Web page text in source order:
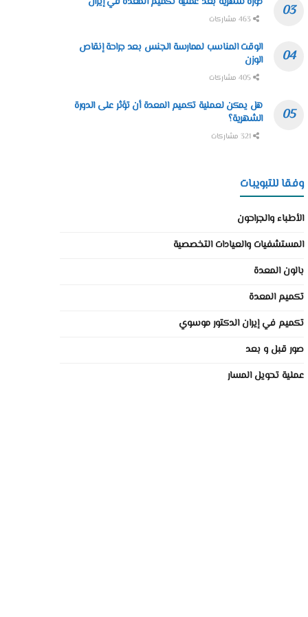
الوقت المناسب لممارسة الجنس بعد جراحة إنقاص
الوزن
هل يمكن لعملية تكميم المعدة أن تؤثر على الدورة
الشهرية؟
وفقا للتبويبات
الأطباء والجراحون
المستشفيات والعيادات التخصصية
بالون المعدة
تكميم المعدة
تكميم في إيران الدكتور موسوي
صور قبل و بعد
عملية تحويل المسار